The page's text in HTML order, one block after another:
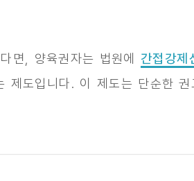
면, 양육권자는 법원에 간접강제
제도입니다. 이 제도는 단순한